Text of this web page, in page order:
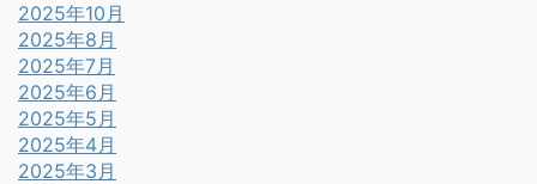
2025年10月
2025年8月
2025年7月
2025年6月
2025年5月
2025年4月
2025年3月